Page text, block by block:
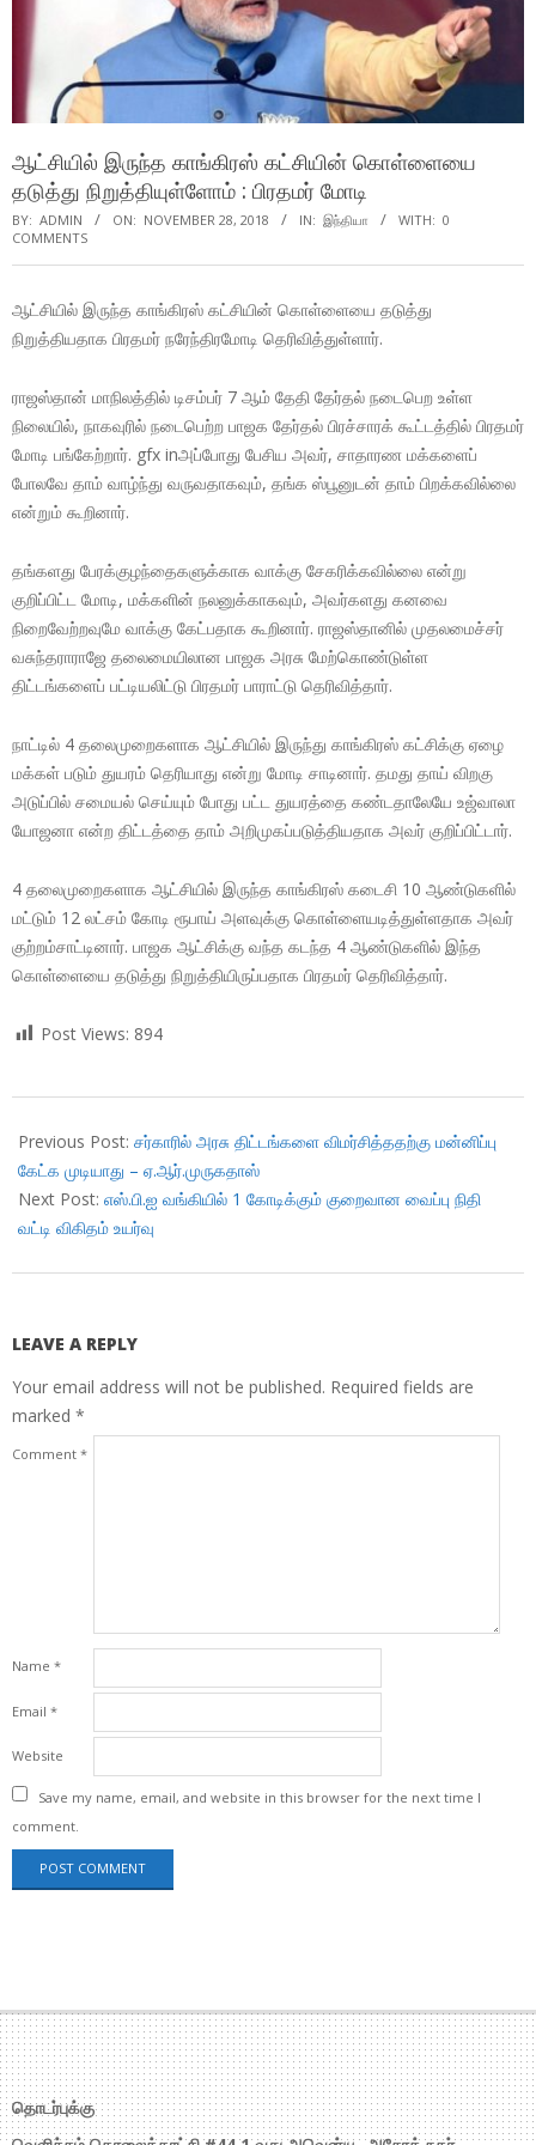
ஆட்சியில் இருந்த காங்கிரஸ் கட்சியின் கொள்ளையை
தடுத்து நிறுத்தியுள்ளோம் : பிரதமர் மோடி
BY: ADMIN ON: NOVEMBER 28, 2018 IN: இந்தியா WITH: 0
COMMENTS
ஆட்சியில் இருந்த காங்கிரஸ் கட்சியின் கொள்ளையை தடுத்து
நிறுத்தியதாக பிரதமர் நரேந்திரமோடி தெரிவித்துள்ளார்.
ராஜஸ்தான் மாநிலத்தில் டிசம்பர் 7 ஆம் தேதி தேர்தல் நடைபெற உள்ள
நிலையில், நாகவுரில் நடைபெற்ற பாஜக தேர்தல் பிரச்சாரக் கூட்டத்தில் பிரதமர்
மோடி பங்கேற்றார். gfx inஅப்போது பேசிய அவர், சாதாரண மக்களைப்
போலவே தாம் வாழ்ந்து வருவதாகவும், தங்க ஸ்பூனுடன் தாம் பிறக்கவில்லை
என்றும் கூறினார்.
தங்களது பேரக்குழந்தைகளுக்காக வாக்கு சேகரிக்கவில்லை என்று
குறிப்பிட்ட மோடி, மக்களின் நலனுக்காகவும், அவர்களது கனவை
நிறைவேற்றவுமே வாக்கு கேட்பதாக கூறினார். ராஜஸ்தானில் முதலமைச்சர்
வசுந்தராராஜே தலைமையிலான பாஜக அரசு மேற்கொண்டுள்ள
திட்டங்களைப் பட்டியலிட்டு பிரதமர் பாராட்டு தெரிவித்தார்.
நாட்டில் 4 தலைமுறைகளாக ஆட்சியில் இருந்து காங்கிரஸ் கட்சிக்கு ஏழை
மக்கள் படும் துயரம் தெரியாது என்று மோடி சாடினார். தமது தாய் விறகு
அடுப்பில் சமையல் செய்யும் போது பட்ட துயரத்தை கண்டதாலேயே உஜ்வாலா
யோஜனா என்ற திட்டத்தை தாம் அறிமுகப்படுத்தியதாக அவர் குறிப்பிட்டார்.
4 தலைமுறைகளாக ஆட்சியில் இருந்த காங்கிரஸ் கடைசி 10 ஆண்டுகளில்
மட்டும் 12 லட்சம் கோடி ரூபாய் அளவுக்கு கொள்ளையடித்துள்ளதாக அவர்
குற்றம்சாட்டினார். பாஜக ஆட்சிக்கு வந்த கடந்த 4 ஆண்டுகளில் இந்த
கொள்ளையை தடுத்து நிறுத்தியிருப்பதாக பிரதமர் தெரிவித்தார்.
Post Views: 894
11-
28
Previous Post: சர்காரில் அரசு திட்டங்களை விமர்சித்ததற்கு மன்னிப்பு
கேட்க முடியாது – ஏ.ஆர்.முருகதாஸ்
Next Post: எஸ்.பி.ஐ வங்கியில் 1 கோடிக்கும் குறைவான வைப்பு நிதி
வட்டி விகிதம் உயர்வு
LEAVE A REPLY
Your email address will not be published. Required fields are
marked *
Comment *
Name *
Email *
Website
Save my name, email, and website in this browser for the next time I
comment.
தொடர்புக்கு